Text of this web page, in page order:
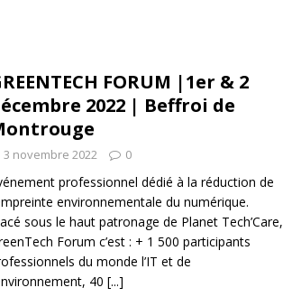
FORUM |1er & 2
2022 | Beffroi de
3 novembre 2022 0
professionnel dédié à la réduction de
environnementale du numérique.
sous le haut patronage de Planet Tech’Care,
Forum c’est : + 1 500 participants
du monde l’IT et de
40 [...]